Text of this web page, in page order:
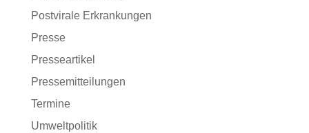
Postvirale Erkrankungen
Presse
Presseartikel
Pressemitteilungen
Termine
Umweltpolitik